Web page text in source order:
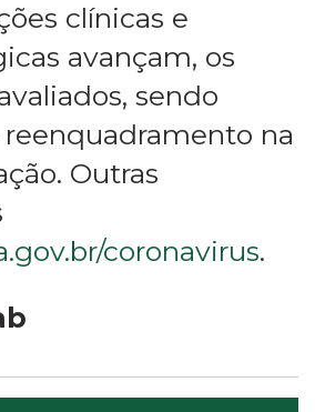
clínicas e
avançam, os
sendo
reenquadramento na
Outras
coronavirus.